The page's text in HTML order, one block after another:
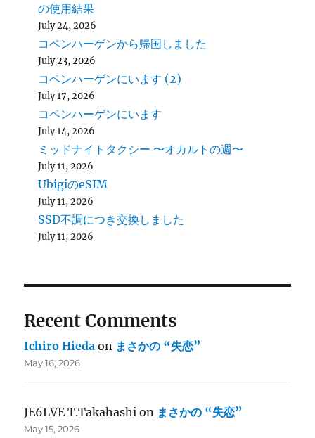
の使用結果
July 24, 2026
コペンハーゲンから帰国しました
July 23, 2026
コペンハーゲンにいます (2)
July 17, 2026
コペンハーゲンにいます
July 14, 2026
ミッドナイトタクシー 〜オカルトの週〜
July 11, 2026
UbigiのeSIM
July 11, 2026
SSD不調につき交換しました
July 11, 2026
Recent Comments
Ichiro Hieda on まさかの “失恋”
May 16, 2026
JE6LVE T.Takahashi on まさかの “失恋”
May 15, 2026